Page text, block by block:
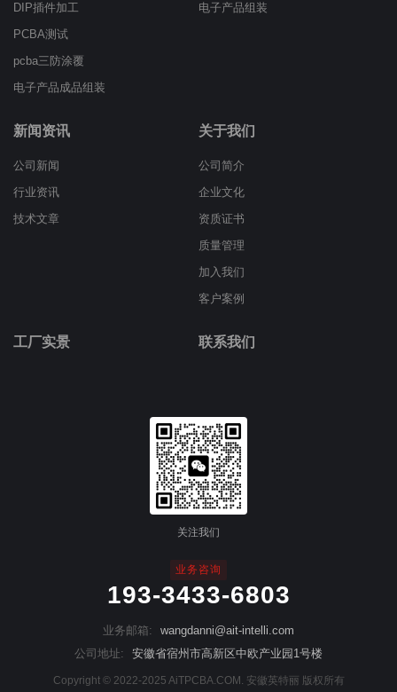
DIP插件加工
PCBA测试
pcba三防涂覆
电子产品成品组装
电子产品组装
新闻资讯
公司新闻
行业资讯
技术文章
关于我们
公司简介
企业文化
资质证书
质量管理
加入我们
客户案例
工厂实景 联系我们
业务咨询
193-3433-6803
业务邮箱:
wangdanni@ait-intelli.com
公司地址:
安徽省宿州市高新区中欧产业园1号楼
Copyright © 2022-2025 AiTPCBA.COM. 安徽英特丽 版权所有
关注我们